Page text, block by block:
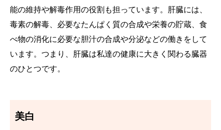
能の維持や解毒作用の役割も担っています。肝臓には、
毒素の解毒、必要なたんぱく質の合成や栄養の貯蔵、食
べ物の消化に必要な胆汁の合成や分泌などの働きをして
います。つまり、肝臓は私達の健康に大きく関わる臓器
のひとつです。
美白